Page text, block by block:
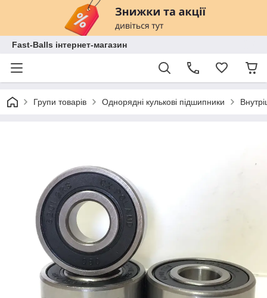
Fast-Balls інтернет-магазин
Групи товарів Однорядні кулькові підшипники